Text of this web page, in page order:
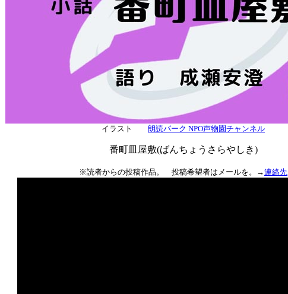
イラスト 朗読パーク NPO声物園チャンネル
番町皿屋敷(ばんちょうさらやしき)
※読者からの投稿作品。 投稿希望者はメールを。→連絡先